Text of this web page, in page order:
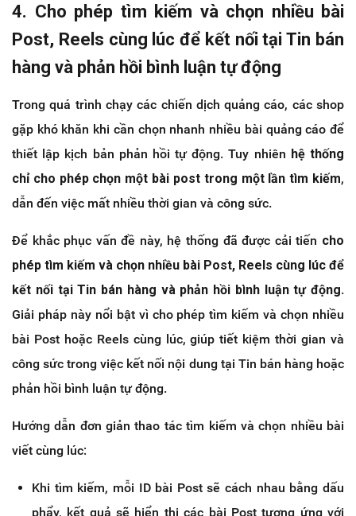
4. Cho phép tìm kiếm và chọn nhiều bài
Post, Reels cùng lúc để kết nối tại Tin bán
hàng và phản hồi bình luận tự động
Trong quá trình chạy các chiến dịch quảng cáo, các shop
gặp khó khăn khi cần chọn nhanh nhiều bài quảng cáo để
thiết lập kịch bản phản hồi tự động. Tuy nhiên hệ thống
chỉ cho phép chọn một bài post trong một lần tìm kiếm,
dẫn đến việc mất nhiều thời gian và công sức.
Để khắc phục vấn đề này, hệ thống đã được cải tiến cho
phép tìm kiếm và chọn nhiều bài Post, Reels cùng lúc để
kết nối tại Tin bán hàng và phản hồi bình luận tự động.
Giải pháp này nổi bật vì cho phép tìm kiếm và chọn nhiều
bài Post hoặc Reels cùng lúc, giúp tiết kiệm thời gian và
công sức trong việc kết nối nội dung tại Tin bán hàng hoặc
phản hồi bình luận tự động.
Hướng dẫn đơn giản thao tác tìm kiếm và chọn nhiều bài
viết cùng lúc:
Khi tìm kiếm, mỗi ID bài Post sẽ cách nhau bằng dấu
phẩy, kết quả sẽ hiển thị các bài Post tương ứng với